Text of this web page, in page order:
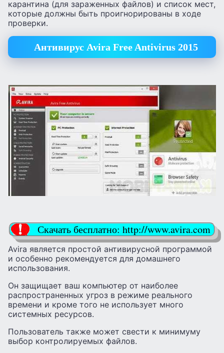
карантина (для зараженных файлов) и список мест,
которые должны быть проигнорированы в ходе
проверки.
Антивирус Avira Free Antivirus 2015
Скачать бесплатно: http://www.avira.com
Avira является простой антивирусной программой
и особенно рекомендуется для домашнего
использования.
Он защищает ваш компьютер от наиболее
распространенных угроз в режиме реального
времени и кроме того не использует много
системных ресурсов.
Пользователь также может свести к минимуму
выбор контролируемых файлов.